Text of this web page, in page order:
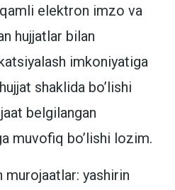
elektron imzo va
hujjatlar bilan
imkoniyatiga
shaklida bo’lishi
belgilangan
muvofiq bo’lishi lozim.
murojaatlar: yashirin